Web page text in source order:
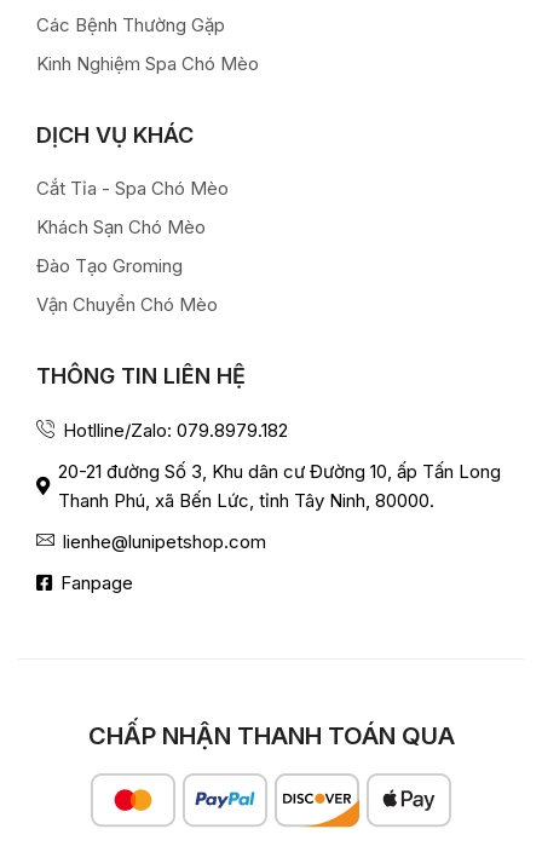
Các Bệnh Thường Gặp
Kinh Nghiệm Spa Chó Mèo
DỊCH VỤ KHÁC
Cắt Tỉa - Spa Chó Mèo
Khách Sạn Chó Mèo
Đào Tạo Groming
Vận Chuyển Chó Mèo
THÔNG TIN LIÊN HỆ
Hotlline/Zalo: 079.8979.182
20-21 đường Số 3, Khu dân cư Đường 10, ấp Tấn Long
Thanh Phú, xã Bến Lức, tỉnh Tây Ninh, 80000.
lienhe@lunipetshop.com
Fanpage
CHẤP NHẬN THANH TOÁN QUA